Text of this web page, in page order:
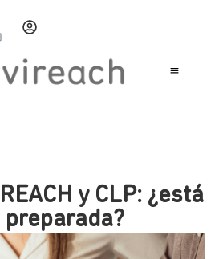
y CLP: ¿está